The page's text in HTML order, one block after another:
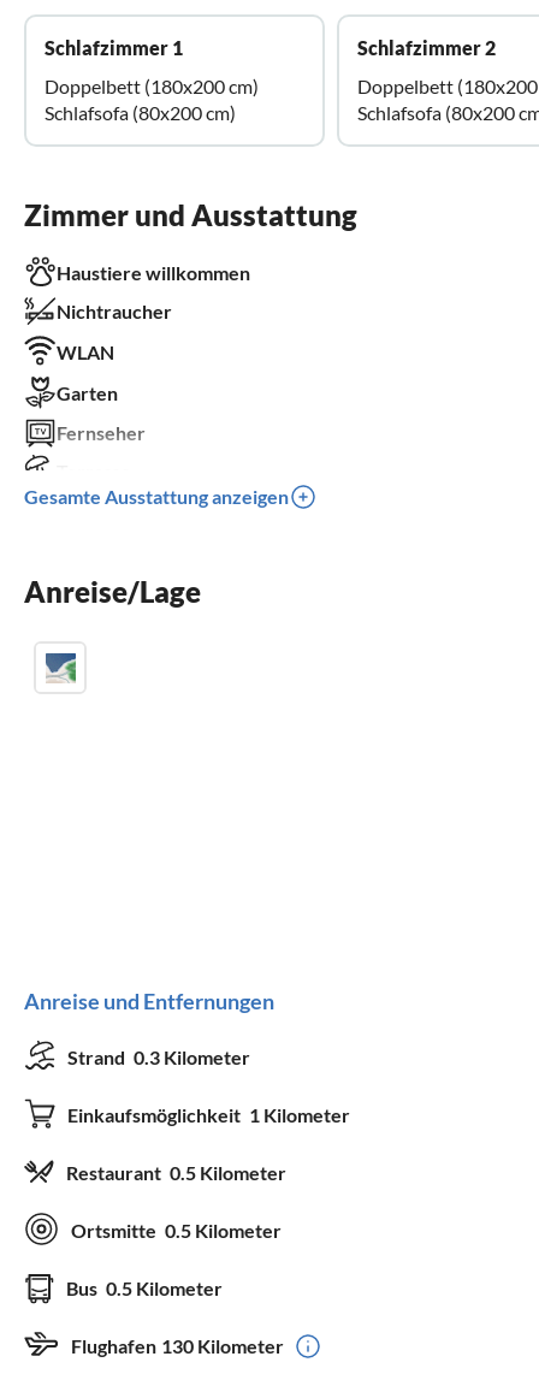
Schlafzimmer 1
Doppelbett (180x200 cm)
Schlafsofa (80x200 cm)
Schlafzimmer 2
Doppelbett (180x200
Schlafsofa (80x200
Zimmer und Ausstattung
Haustiere willkommen
Nichtraucher
WLAN
Garten
Fernseher
Spülmaschine
Sauna
Gesamte Ausstattung anzeigen
Anreise/Lage
Anreise und Entfernungen
Strand 0.3 Kilometer
Einkaufsmöglichkeit 1 Kilometer
Restaurant 0.5 Kilometer
Ortsmitte 0.5 Kilometer
Bus 0.5 Kilometer
Flughafen 130 Kilometer